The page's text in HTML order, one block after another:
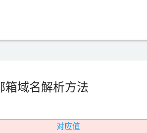
箱域名解析方法
对应值